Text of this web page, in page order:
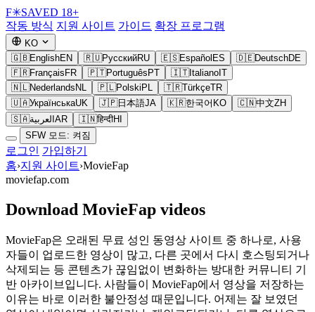
F✳SAVED 18+
작동 방식 지원 사이트 가이드 확장 프로그램
KO
🇬🇧EnglishEN 🇷🇺РусскийRU 🇪🇸Español ES 🇩🇪DeutschDE
🇫🇷Français FR 🇵🇹Português PT 🇮🇹Italiano IT
🇳🇱Nederlands NL 🇵🇱Polski PL 🇹🇷TürkçeTR
🇺🇦УкраїнськаUK 🇯🇵日本語JA 🇰🇷한국어 KO 🇨🇳中文ZH
🇸🇦العربية AR 🇮🇳हिन्दीHI
SFW 모드: 켜짐
로그인 가입하기
홈›지원 사이트›MovieFap
moviefap.com
Download MovieFap videos
MovieFap은 오래된 무료 성인 동영상 사이트 중 하나로, 사용
자들이 업로드한 영상이 많고, 다른 곳에서 다시 호스팅되거나
삭제되는 등 콘텐츠가 끊임없이 변화하는 방대한 커뮤니티 기
반 아카이브입니다. 사람들이 MovieFap에서 영상을 저장하는
이유는 바로 이러한 불안정성 때문입니다. 어제는 잘 보였던